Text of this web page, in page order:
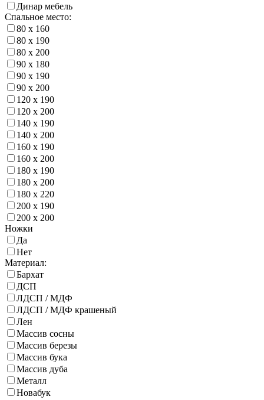
Динар мебель
Спальное место:
80 х 160
80 х 190
80 х 200
90 х 180
90 х 190
90 х 200
120 х 190
120 х 200
140 х 190
140 х 200
160 х 190
160 х 200
180 х 190
180 х 200
180 х 220
200 х 190
200 х 200
Ножки
Да
Нет
Материал:
Бархат
ДСП
ЛДСП / МДФ
ЛДСП / МДФ крашеный
Лен
Массив сосны
Массив березы
Массив бука
Массив дуба
Металл
Новабук